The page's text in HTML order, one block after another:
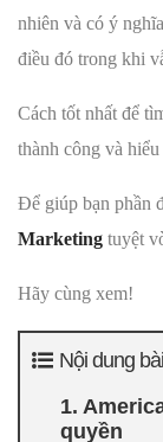
nhiên và có ý
điều đó trong khi
Cách tốt nhất để
thành công và
Để giúp bạn phần
Marketing tuyệt
Hãy cùng xem!
Nội dung
1.
quyền